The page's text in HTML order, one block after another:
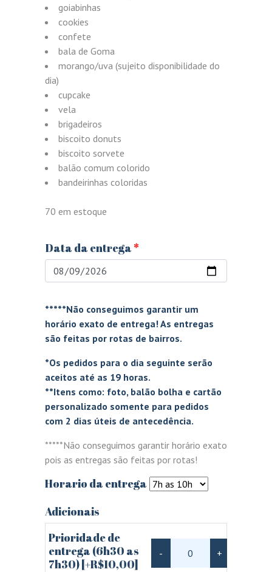
goiabinhas
cookies
confete
bala de Goma
morango/uva (sujeito disponibilidade do
dia)
cupcake
vela
brigadeiros
biscoito donuts
biscoito sorvete
balão comum colorido
bandeirinhas coloridas
70 em estoque
Data da entrega *
*****Não conseguimos garantir um
horário exato de entrega! As entregas
são feitas por rotas de bairros.
*Os pedidos para o dia seguinte serão
aceitos até as 19 horas.
**Itens como: foto, balão bolha e cartão
personalizado somente para pedidos
com 2 dias úteis de antecedência.
*****Não conseguimos garantir horário exato
pois as entregas são feitas por rotas!
Horario da entrega
Adicionais
Prioridade de
entrega (6h30 as
7h30)[+R$10,00]
- +